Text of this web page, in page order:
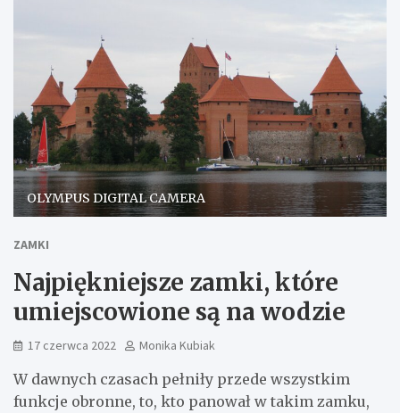
OLYMPUS DIGITAL CAMERA
ZAMKI
Najpiękniejsze zamki, które
umiejscowione są na wodzie
17 czerwca 2022 Monika Kubiak
W dawnych czasach pełniły przede wszystkim
funkcje obronne, to, kto panował w takim zamku,